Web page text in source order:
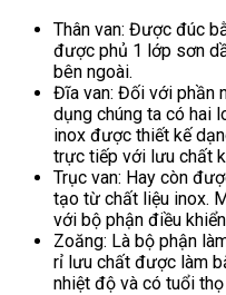
Thân van: Được đúc
được phủ 1 lớp sơn
bên ngoài.
Đĩa van: Đối với phần
dụng chúng ta có hai
inox được thiết kế
trực tiếp với lưu chất
Trục van: Hay còn
tạo từ chất liệu inox.
với bộ phận điều
Zoăng: Là bộ phận
rỉ lưu chất được làm
nhiệt độ và có tuổi thọ